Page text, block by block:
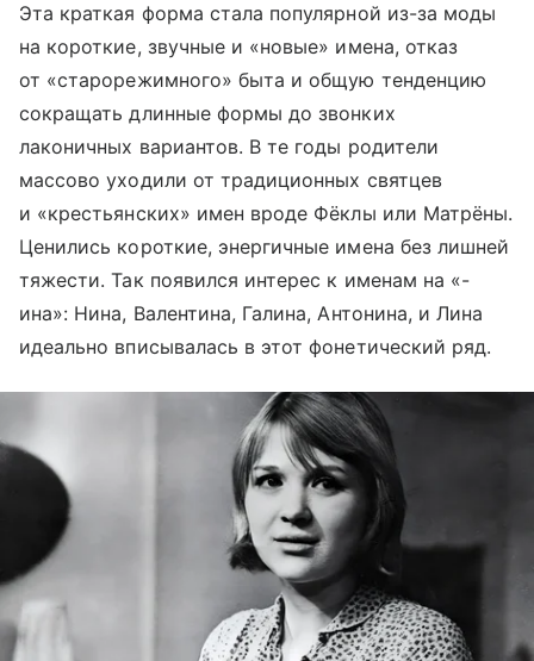
Эта краткая форма стала популярной из-за моды
на короткие, звучные и «новые» имена, отказ
от «старорежимного» быта и общую тенденцию
сокращать длинные формы до звонких
лаконичных вариантов. В те годы родители
массово уходили от традиционных святцев
и «крестьянских» имен вроде Фёклы или Матрёны.
Ценились короткие, энергичные имена без лишней
тяжести. Так появился интерес к именам на «-
ина»: Нина, Валентина, Галина, Антонина, и Лина
идеально вписывалась в этот фонетический ряд.